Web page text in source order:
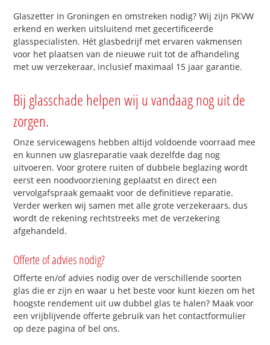
Glaszetter in Groningen en omstreken nodig? Wij zijn PKVW
erkend en werken uitsluitend met gecertificeerde
glasspecialisten. Hét glasbedrijf met ervaren vakmensen
voor het plaatsen van de nieuwe ruit tot de afhandeling
met uw verzekeraar, inclusief maximaal 15 jaar garantie.
Bij glasschade helpen wij u vandaag nog uit de
zorgen.
Onze servicewagens hebben altijd voldoende voorraad mee
en kunnen uw glasreparatie vaak dezelfde dag nog
uitvoeren. Voor grotere ruiten of dubbele beglazing wordt
eerst een noodvoorziening geplaatst en direct een
vervolgafspraak gemaakt voor de definitieve reparatie.
Verder werken wij samen met alle grote verzekeraars, dus
wordt de rekening rechtstreeks met de verzekering
afgehandeld.
Offerte of advies nodig?
Offerte en/of advies nodig over de verschillende soorten
glas die er zijn en waar u het beste voor kunt kiezen om het
hoogste rendement uit uw dubbel glas te halen? Maak voor
een vrijblijvende offerte gebruik van het contactformulier
op deze pagina of bel ons.